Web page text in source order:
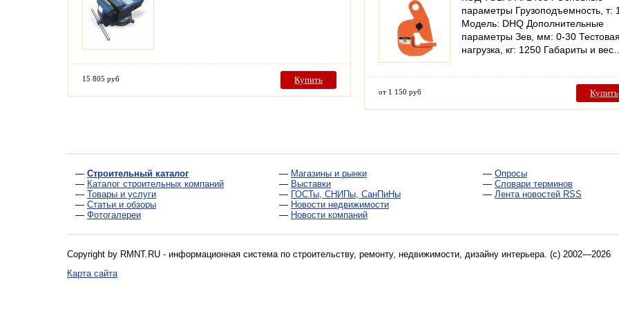
15 805 руб Купить
параметры Грузоподъемность, т: 1
Модель: DHQ Дополнительные
параметры Зев, мм: 0-30 Тестовая
нагрузка, кг: 1250 Габариты и вес…
от 1 150 руб Купить
— Строительный каталог
— Каталог строительных компаний
— Товары и услуги
— Статьи и обзоры
— Фотогалереи
— Магазины и рынки
— Выставки
— ГОСТы, СНИПы, СанПиНы
— Новости недвижимости
— Новости компаний
— Опросы
— Словари терминов
— Лента новостей RSS
Copyright by RMNT.RU - информационная система по строительству, ремонту, недвижимости, дизайну интерьера. (c) 2002—2026
Карта сайта